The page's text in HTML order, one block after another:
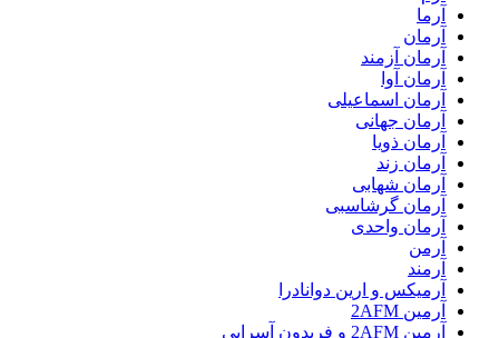
آرما
آرمان
آرمان آزمند
آرمان آوا
آرمان اسماعیلی
آرمان جهانی
آرمان ذویا
آرمان زند
آرمان شهابی
آرمان گرشاسبی
آرمان واحدی
آرمن
آرمند
آرمیکس و ارین دوانادرا
آرمین 2AFM
آرمین 2AFM و فریدون آسرایی